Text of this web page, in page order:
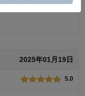
参考になった
2025年01月19日
5.0